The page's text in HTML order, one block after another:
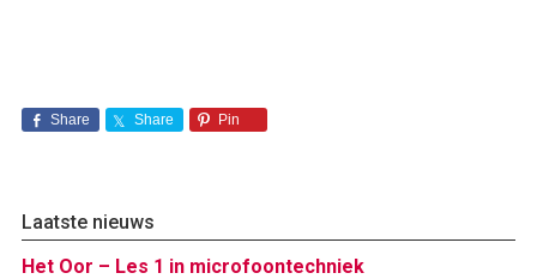
Share Share Pin
Laatste nieuws
Het Oor – Les 1 in microfoontechniek